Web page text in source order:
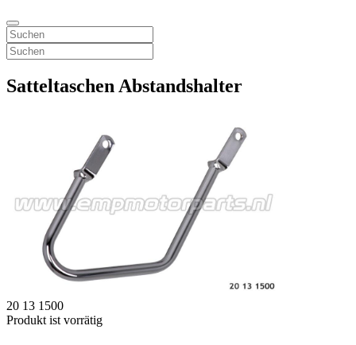
Satteltaschen Abstandshalter
20 13 1500
Produkt ist vorrätig